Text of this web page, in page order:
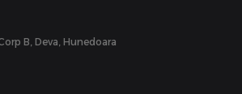
B, Deva, Hunedoara